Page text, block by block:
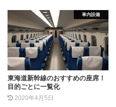
車内設備
東海道新幹線のおすすめの座席！
目的ごとに一覧化
2020年4月5日